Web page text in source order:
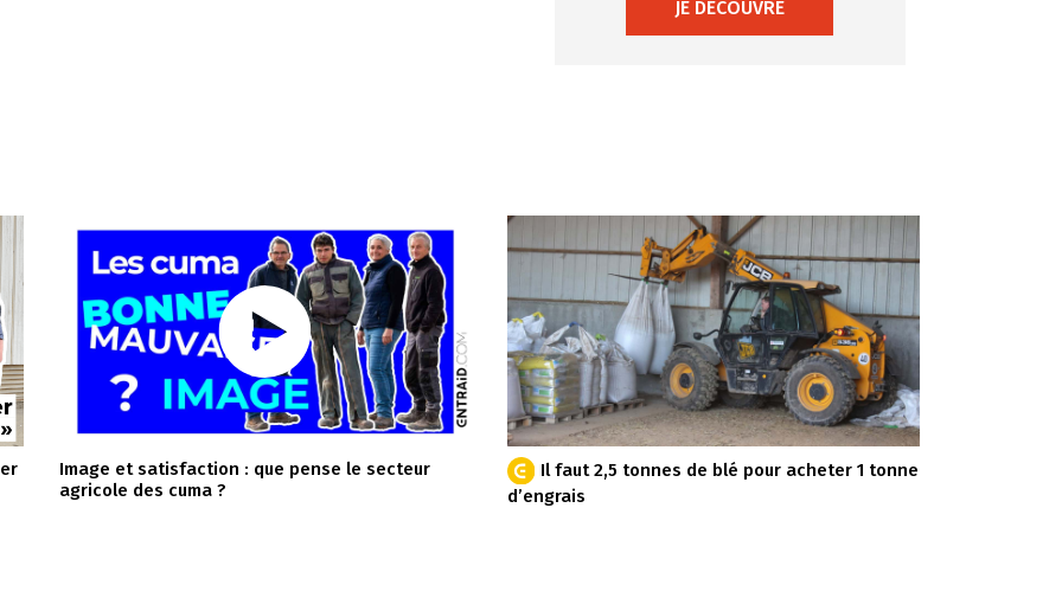
JE DÉCOUVRE
Image et satisfaction : que pense le secteur
agricole des cuma ?
Il faut 2,5 tonnes de blé pour acheter 1 tonne
d’engrais